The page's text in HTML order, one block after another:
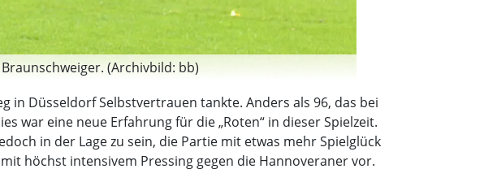
(Archivbild: bb)
in Düsseldorf Selbstvertrauen tankte. Anders als 96, das bei
war eine neue Erfahrung für die „Roten“ in dieser Spielzeit.
in der Lage zu sein, die Partie mit etwas mehr Spielglück
höchst intensivem Pressing gegen die Hannoveraner vor.